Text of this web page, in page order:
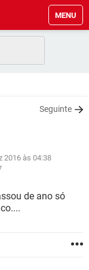
MENU
Seguinte
2016 às 04:38
de ano só